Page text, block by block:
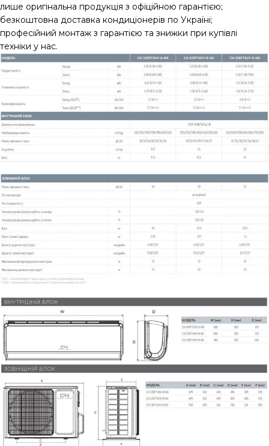
лише оригінальна продукція з офіційною гарантією;
безкоштовна доставка кондиціонерів по Україні;
професійний монтаж з гарантією та знижки при купівлі
техніки у нас.